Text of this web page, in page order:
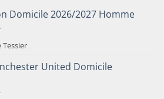
Domicile 2026/2027 Homme
Tessier
United Domicile